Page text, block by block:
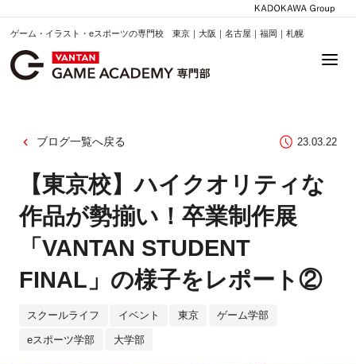
ゲーム・イラスト・eスポーツの専門校 東京｜大阪｜名古屋｜福岡｜札幌
ブログ一覧へ戻る 23.03.22
【東京校】ハイクオリティな
作品が勢揃い！卒業制作展
「VANTAN STUDENT
FINAL」の様子をレポート②
スクールライフ イベント 東京 ゲーム学部
eスポーツ学部 大学部